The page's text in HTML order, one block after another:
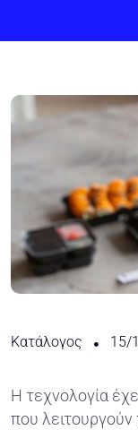
Κατάλογος 15/
Η τεχνολογία
που λειτουργούν